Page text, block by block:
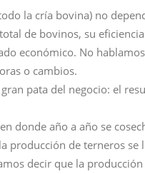
la cría bovina) no
de bovinos, su
económico. No
o cambios.
pata del negocio: el
donde año a año se
producción de terneros se
decir que la